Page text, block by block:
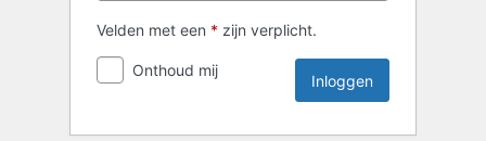
Velden met een * zijn verplicht.
Onthoud mij